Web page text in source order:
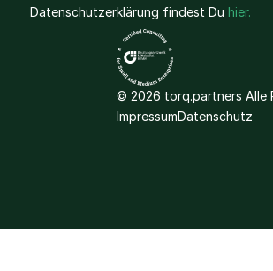
Datenschutzerklärung findest Du hier.
© 2026 torq.partners Alle
ImpressumDatenschutz